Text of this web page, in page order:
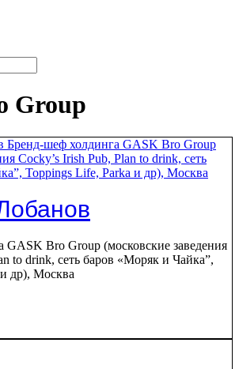
Group
GASK Bro Group (московские заведения
to drink, сеть баров «Моряк и Чайка”,
др), Москва